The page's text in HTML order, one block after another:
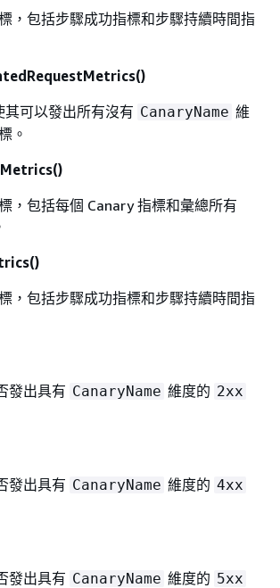
，包括步驟成功指標和步驟持續時間指
其可以發出所有沒有 CanaryName 維
。
，包括每個 Canary 指標和彙總所有
，包括步驟成功指標和步驟持續時間指
發出具有 CanaryName 維度的 2xx
發出具有 CanaryName 維度的 4xx
發出具有 CanaryName 維度的 5xx